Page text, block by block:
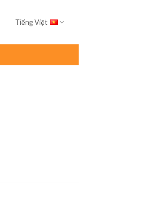
Tiếng Việt